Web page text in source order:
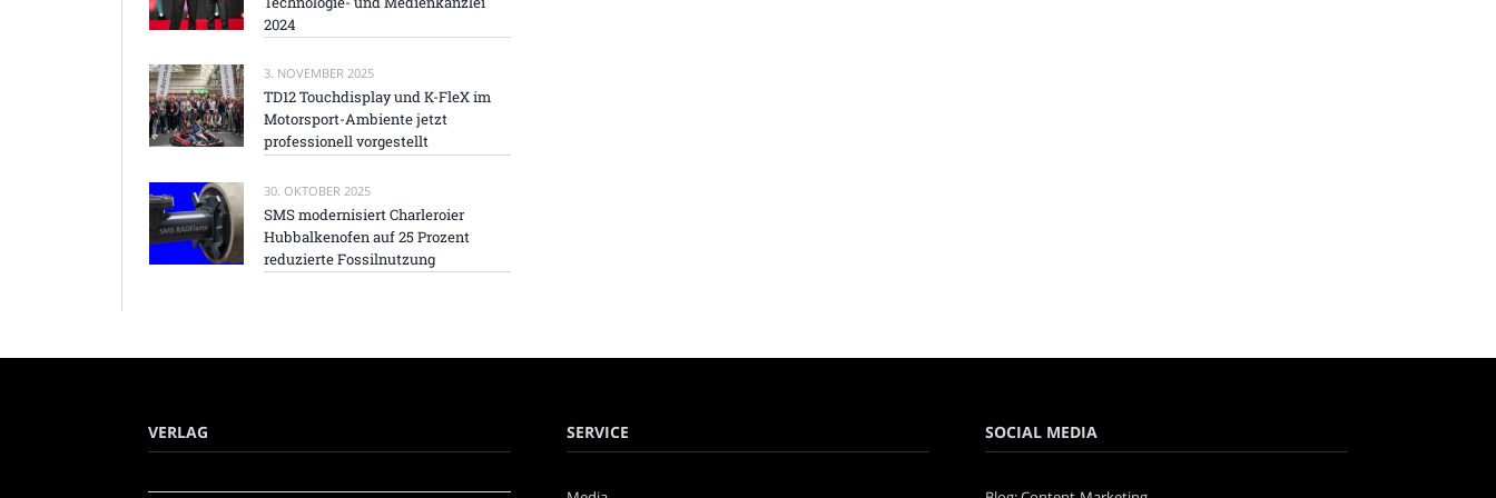
2024
3. NOVEMBER 2025
TD12 Touchdisplay und K-FleX im
Motorsport-Ambiente jetzt
professionell vorgestellt
30. OKTOBER 2025
SMS modernisiert Charleroier
Hubbalkenofen auf 25 Prozent
reduzierte Fossilnutzung
VERLAG SERVICE SOCIAL MEDIA